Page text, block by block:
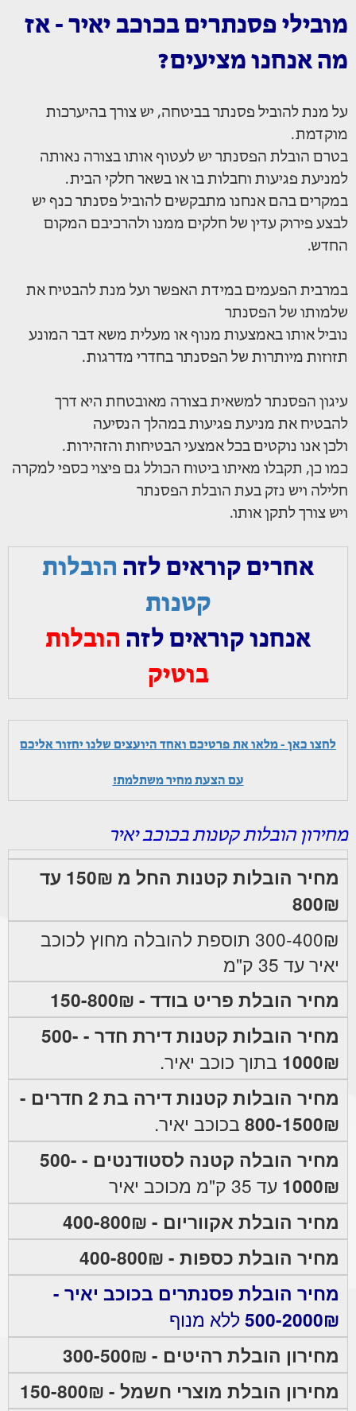
מובילי פסנתרים בכוכב יאיר - אז
מה אנחנו מציעים?
על מנת להוביל פסנתר בביטחה, יש צורך בהיערכות
מוקדמת.
בטרם הובלת הפסנתר יש לעטוף אותו בצורה נאותה
למניעת פגיעות וחבלות בו או בשאר חלקי הבית.
במקרים בהם אנחנו מתבקשים להוביל פסנתר כנף יש
לבצע פירוק עדין של חלקים ממנו ולהרכיבם המקום
החדש.
במרבית הפעמים במידת האפשר ועל מנת להבטיח את
שלמותו של הפסנתר
נוביל אותו באמצעות מנוף או מעלית משא דבר המונע
תזוזות מיותרות של הפסנתר בחדרי מדרגות.
עיגון הפסנתר למשאית בצורה מאובטחת היא דרך
להבטיח את מניעת פגיעות במהלך הנסיעה
ולכן אנו נוקטים בכל אמצעי הבטיחות והזהירות.
כמו כן, תקבלו מאיתו ביטוח הכולל גם פיצוי כספי למקרה
חלילה ויש נזק בעת הובלת הפסנתר
ויש צורך לתקן אותו.
אחרים קוראים לזה הובלות
קטנות
אנחנו קוראים לזה הובלות
בוטיק
לחצו כאן - מלאו את פרטיכם ואחד היועצים שלנו יחזור אליכם
עם הצעת מחיר משתלמת!
מחירון הובלות קטנות בכוכב יאיר
מחיר הובלות קטנות החל מ 150₪ עד
800₪
300-400₪ תוספת להובלה מחוץ לכוכב
יאיר עד 35 ק"מ
מחיר הובלת פריט בודד - 150-800₪
מחיר הובלות קטנות דירת חדר - 500-
1000₪ בתוך כוכב יאיר.
מחיר הובלות קטנות דירה בת 2 חדרים -
800-1500₪ בכוכב יאיר.
מחיר הובלה קטנה לסטודנטים - 500-
1000₪ עד 35 ק"מ מכוכב יאיר
מחיר הובלת אקווריום - 400-800₪
מחיר הובלת כספות - 400-800₪
מחיר הובלת פסנתרים בכוכב יאיר -
500-2000₪ ללא מנוף
מחירון הובלת רהיטים - 300-500₪
מחירון הובלת מוצרי חשמל - 150-800₪